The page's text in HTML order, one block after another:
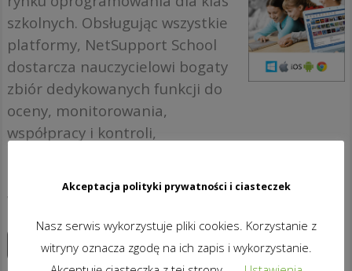
szkolnych. Obsługując wszystkie
platformy, NetSupport School
dostarcza nauczycielowi bogaty
zbiór dedykowanych funkcji do
oceny, monitorowania,
współpracy i kontroli,
wyposażenia ICT.
Zapoznaj się z produktami
Akceptacja polityki prywatności i ciasteczek
Nasz serwis wykorzystuje pliki cookies. Korzystanie z
witryny oznacza zgodę na ich zapis i wykorzystanie.